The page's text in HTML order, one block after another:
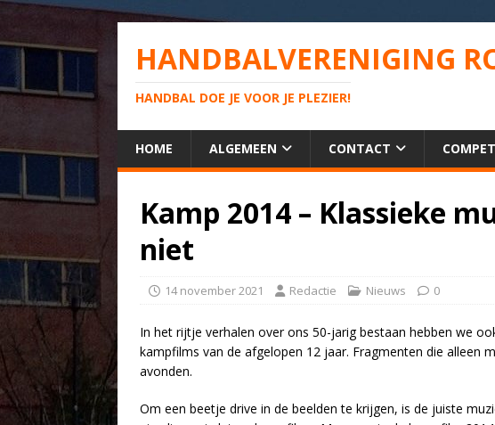
HANDBALVERENIGING
HANDBAL DOE JE VOOR JE PLEZIER!
HOME ALGEMEEN CONTACT
Kamp 2014 – Klassieke
niet
14 november 2021 Redactie Nieuws 0
In het rijtje verhalen over ons 50-jarig bestaan hebben we
kampfilms van de afgelopen 12 jaar. Fragmenten die alleen
avonden.
Om een beetje drive in de beelden te krijgen, is de juiste